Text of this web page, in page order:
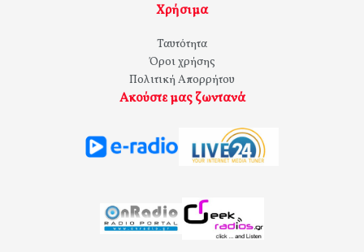
Χρήσιμα
Ταυτότητα
Όροι χρήσης
Πολιτική Απορρήτου
Ακούστε μας ζωντανά